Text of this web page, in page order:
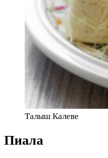
Талыш Калеве
Пиала